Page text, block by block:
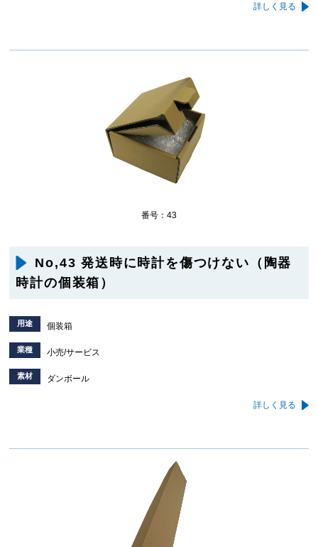
詳しく見る
番号：43
No,43 発送時に時計を傷つけない（陶器
時計の個装箱）
用途 個装箱
業種 小売/サービス
素材 ダンボール
詳しく見る